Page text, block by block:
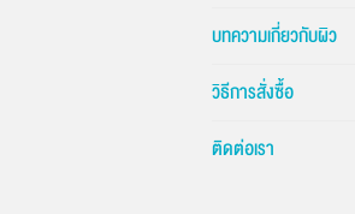
บทความเกี่ยวกับผิว
วิธีการสั่งซื้อ
ติดต่อเรา